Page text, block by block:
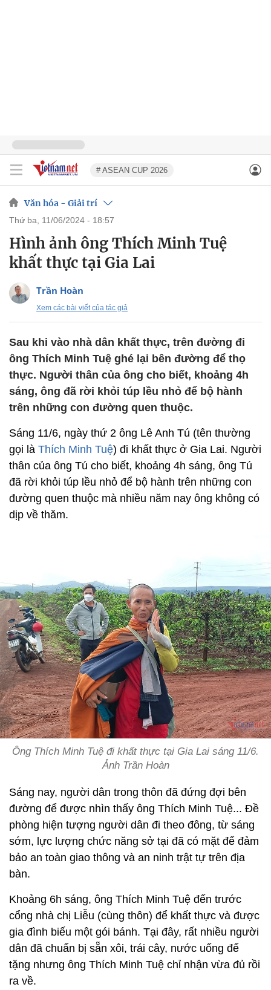
# ASEAN CUP 2026
Văn hóa - Giải trí
thứ ba, 11/06/2024 - 18:57
Hình ảnh ông Thích Minh Tuệ
khất thực tại Gia Lai
Trần Hoàn
Xem các bài viết của tác giả
Sau khi vào nhà dân khất thực, trên đường đi
ông Thích Minh Tuệ ghé lại bên đường để thọ
thực. Người thân của ông cho biết, khoảng 4h
sáng, ông đã rời khỏi túp lều nhỏ để bộ hành
trên những con đường quen thuộc.
Sáng 11/6, ngày thứ 2 ông Lê Anh Tú (tên thường
gọi là Thích Minh Tuệ) đi khất thực ở Gia Lai. Người
thân của ông Tú cho biết, khoảng 4h sáng, ông Tú
đã rời khỏi túp lều nhỏ để bộ hành trên những con
đường quen thuộc mà nhiều năm nay ông không có
dịp về thăm.
Ông Thích Minh Tuệ đi khất thực tại Gia Lai sáng 11/6.
Ảnh Trần Hoàn
Sáng nay, người dân trong thôn đã đứng đợi bên
đường để được nhìn thấy ông Thích Minh Tuệ... Đề
phòng hiện tượng người dân đi theo đông, từ sáng
sớm, lực lượng chức năng sở tại đã có mặt để đảm
bảo an toàn giao thông và an ninh trật tự trên địa
bàn.
Khoảng 6h sáng, ông Thích Minh Tuệ đến trước
cổng nhà chị Liễu (cùng thôn) để khất thực và được
gia đình biếu một gói bánh. Tại đây, rất nhiều người
dân đã chuẩn bị sẵn xôi, trái cây, nước uống để
tặng nhưng ông Thích Minh Tuệ chỉ nhận vừa đủ rồi
ra về.